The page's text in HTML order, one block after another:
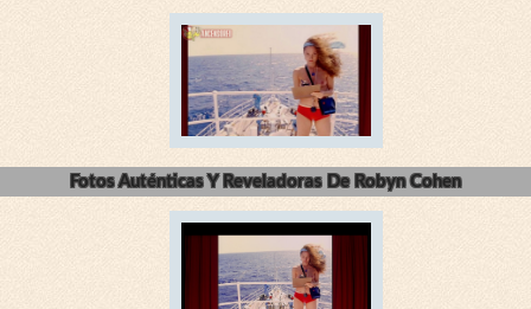
Fotos Auténticas Y Reveladoras De Robyn Cohen